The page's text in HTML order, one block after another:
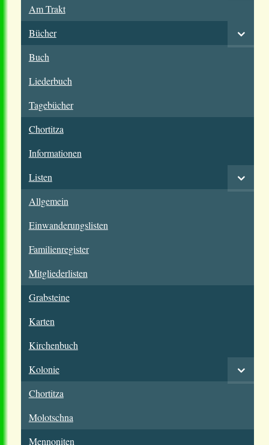
Am Trakt
Bücher
Buch
Liederbuch
Tagebücher
Chortitza
Informationen
Listen
Allgemein
Einwanderungslisten
Familienregister
Mitgliederlisten
Grabsteine
Karten
Kirchenbuch
Kolonie
Chortitza
Molotschna
Mennoniten